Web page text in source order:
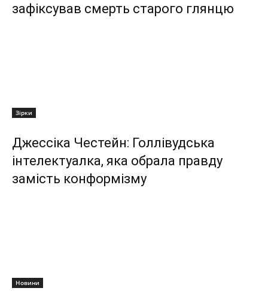
зафіксував смерть старого глянцю
Зірки
Джессіка Честейн: Голлівудська
інтелектуалка, яка обрала правду
замість конформізму
Новини